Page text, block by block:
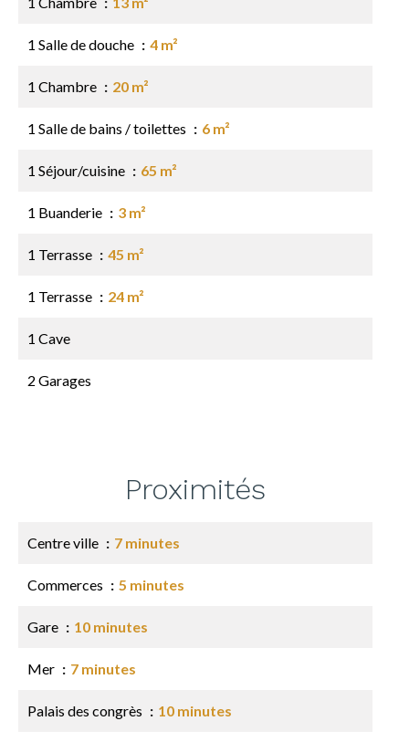
1 Salle de douche 4 m²
1 Chambre 20 m²
1 Salle de bains / toilettes 6 m²
1 Séjour/cuisine 65 m²
1 Buanderie 3 m²
1 Terrasse 45 m²
1 Terrasse 24 m²
1 Cave
2 Garages
Proximités
Centre ville 7 minutes
Commerces 5 minutes
Gare 10 minutes
Mer 7 minutes
Palais des congrès 10 minutes